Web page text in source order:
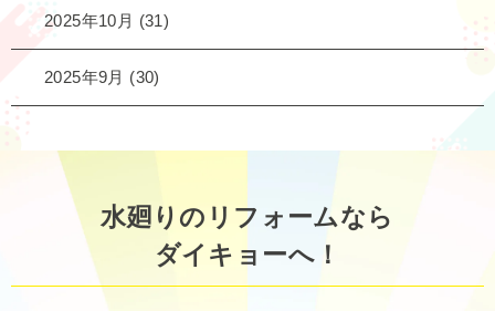
2025年10月 (31)
2025年9月 (30)
水廻りのリフォームなら
ダイキョーへ！